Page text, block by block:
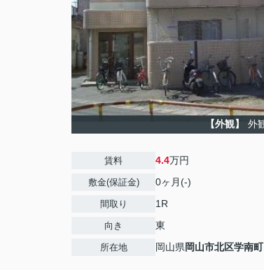
【外観】 外
賃料 4.4万円
敷金(保証金) 0ヶ月(-)
間取り 1R
向き 東
所在地 岡山県岡山市北区学南町